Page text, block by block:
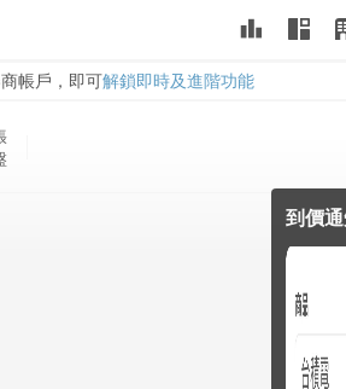
leaderboard
帳戶，即可解鎖即時及進階功能
到價